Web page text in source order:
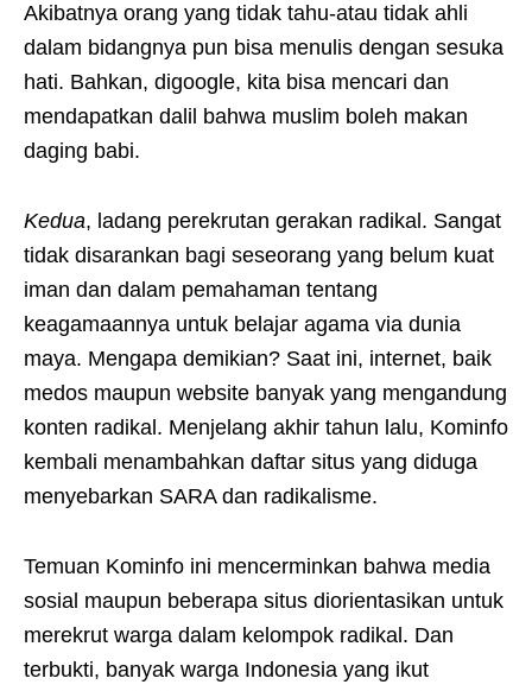
Akibatnya orang yang tidak tahu-atau tidak ahli
dalam bidangnya pun bisa menulis dengan sesuka
hati. Bahkan, digoogle, kita bisa mencari dan
mendapatkan dalil bahwa muslim boleh makan
daging babi.
Kedua, ladang perekrutan gerakan radikal. Sangat
tidak disarankan bagi seseorang yang belum kuat
iman dan dalam pemahaman tentang
keagamaannya untuk belajar agama via dunia
maya. Mengapa demikian? Saat ini, internet, baik
medos maupun website banyak yang mengandung
konten radikal. Menjelang akhir tahun lalu, Kominfo
kembali menambahkan daftar situs yang diduga
menyebarkan SARA dan radikalisme.
Temuan Kominfo ini mencerminkan bahwa media
sosial maupun beberapa situs diorientasikan untuk
merekrut warga dalam kelompok radikal. Dan
terbukti, banyak warga Indonesia yang ikut